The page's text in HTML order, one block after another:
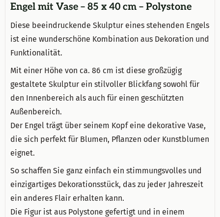
Engel mit Vase – 85 x 40 cm – Polystone
Diese beeindruckende Skulptur eines stehenden Engels
ist eine wunderschöne Kombination aus Dekoration und
Funktionalität.
Mit einer Höhe von ca. 86 cm ist diese großzügig
gestaltete Skulptur ein stilvoller Blickfang sowohl für
den Innenbereich als auch für einen geschützten
Außenbereich.
Der Engel trägt über seinem Kopf eine dekorative Vase,
die sich perfekt für Blumen, Pflanzen oder Kunstblumen
eignet.
So schaffen Sie ganz einfach ein stimmungsvolles und
einzigartiges Dekorationsstück, das zu jeder Jahreszeit
ein anderes Flair erhalten kann.
Die Figur ist aus Polystone gefertigt und in einem